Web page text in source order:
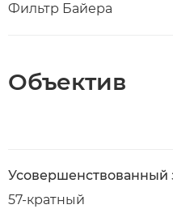
Фильтр Байера
Объектив
Усовершенствованный
57-кратный